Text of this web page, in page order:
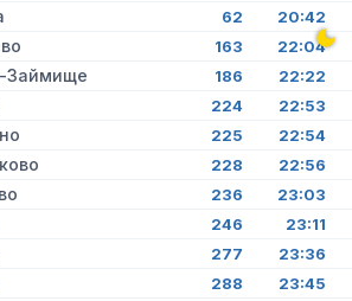
62 20:42
163 22:04
Займище 186 22:22
224 22:53
225 22:54
228 22:56
236 23:03
246 23:11
277 23:36
288 23:45